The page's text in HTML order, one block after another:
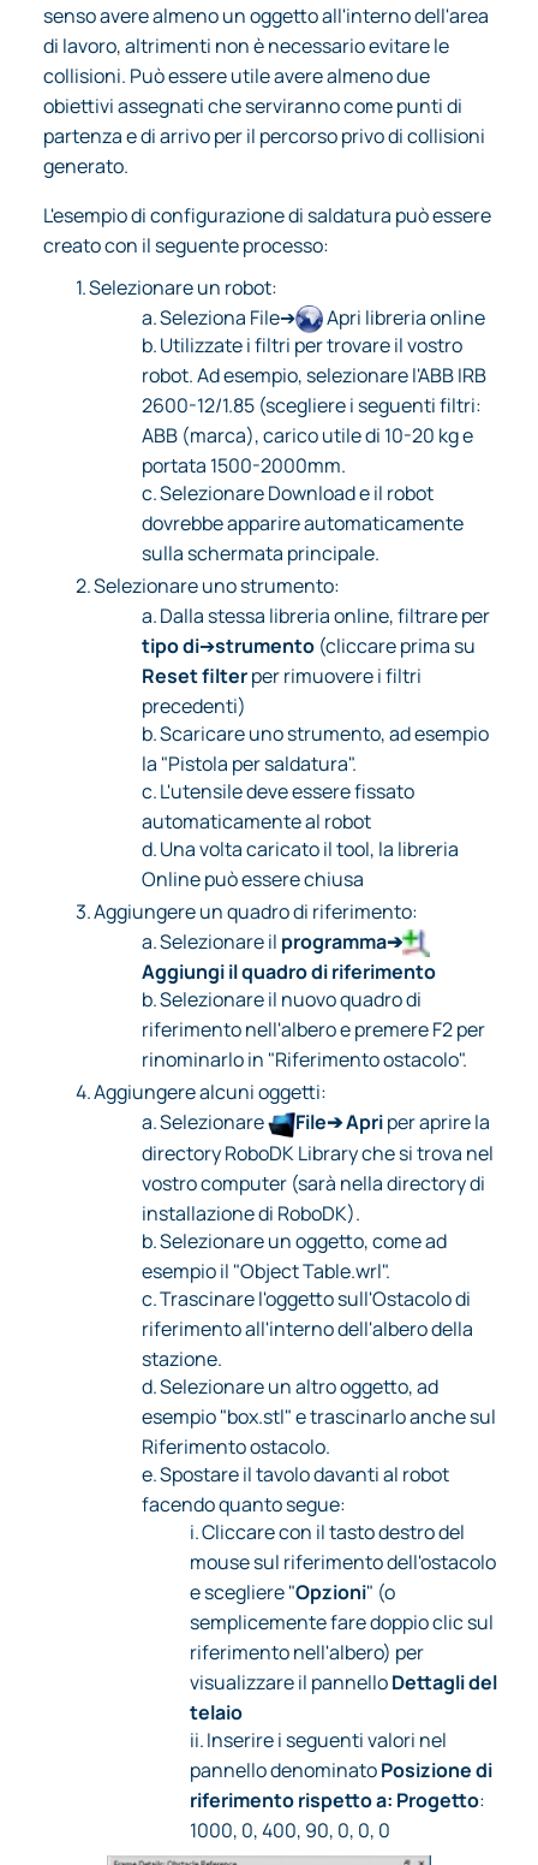
senso avere almeno un oggetto all'interno dell'area
di lavoro, altrimenti non è necessario evitare le
collisioni. Può essere utile avere almeno due
obiettivi assegnati che serviranno come punti di
partenza e di arrivo per il percorso privo di collisioni
generato.
L'esempio di configurazione di saldatura può essere
creato con il seguente processo:
1.Selezionare un robot:
a.Seleziona File➔
Apri libreria online
b.Utilizzate i filtri per trovare il vostro
robot. Ad esempio, selezionare l'ABB IRB
2600-12/1.85 (scegliere i seguenti filtri:
ABB (marca), carico utile di 10-20 kg e
portata 1500-2000mm.
c.Selezionare Download e il robot
dovrebbe apparire automaticamente
sulla schermata principale.
2.Selezionare uno strumento:
a.Dalla stessa libreria online, filtrare per
tipo di➔strumento (cliccare prima su
Reset filterper rimuovere i filtri
precedenti)
b.Scaricare uno strumento, ad esempio
la "Pistola per saldatura".
c.L'utensile deve essere fissato
automaticamente al robot
d.Una volta caricato il tool, la libreria
Online può essere chiusa
3.Aggiungere un quadro di riferimento:
a.Selezionare il programma➔
Aggiungi il quadro di riferimento
b.Selezionare il nuovo quadro di
riferimento nell'albero e premere F2 per
rinominarlo in "Riferimento ostacolo".
4.Aggiungere alcuni oggetti:
a.Selezionare File➔ Apriper aprire la
directory RoboDK Library che si trova nel
vostro computer (sarà nella directory di
installazione di RoboDK).
b.Selezionare un oggetto, come ad
esempio il "Object Table.wrl".
c.Trascinare l'oggetto sull'Ostacolo di
riferimento all'interno dell'albero della
stazione.
d.Selezionare un altro oggetto, ad
esempio "box.stl" e trascinarlo anche sul
Riferimento ostacolo.
e.Spostare il tavolo davanti al robot
facendo quanto segue:
i.Cliccare con il tasto destro del
mouse sul riferimento dell'ostacolo
e scegliere "Opzioni" (o
semplicemente fare doppio clic sul
riferimento nell'albero) per
visualizzare il pannelloDettagli del
telaio
ii.Inserire i seguenti valori nel
pannello denominatoPosizione di
riferimento rispetto a: Progetto:
1000, 0, 400, 90, 0, 0, 0